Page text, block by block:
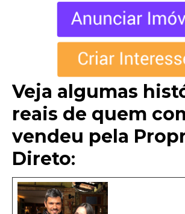
Veja algumas
reais de quem
vendeu pela
Direto: